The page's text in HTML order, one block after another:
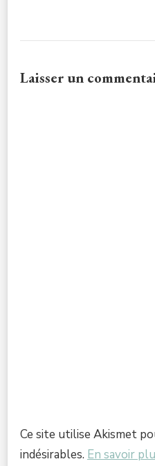
Laisser un
Ce site utilise Akismet
indésirables. En savoir